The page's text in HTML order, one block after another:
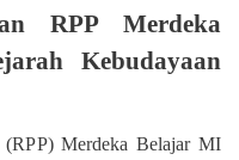
RPP Merdeka
Kebudayaan
(RPP) Merdeka Belajar MI